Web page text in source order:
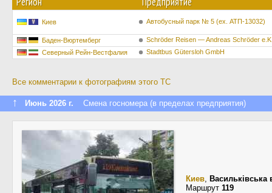
Киев Автобусный парк № 5 (ех. АТП-13032)
Баден-Вюртемберг
Schröder Reisen — Andreas Schröder
Северный Рейн-Вестфалия
Stadtbus Gütersloh GmbH
Все комментарии к фотографиям этого ТС
↑ Июнь 2026 г. Смена госномера (в пределах предприятия)
Киев, Васильківська
Маршрут 119